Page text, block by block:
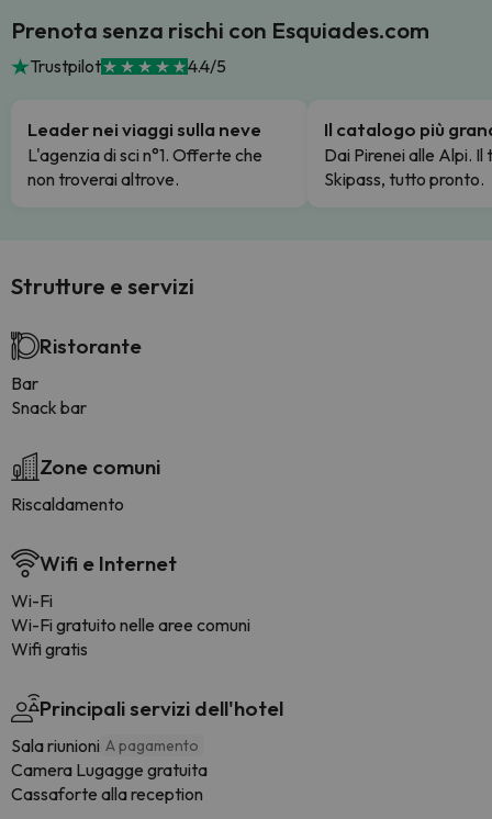
Prenota senza rischi con Esquiades.com
Trustpilot 4.4/5
Leader nei viaggi sulla neve
L'agenzia di sci n°1. Offerte che
non troverai altrove.
Il catalogo più
Dai Pirenei alle Alpi. Il
Skipass, tutto pronto.
Strutture e servizi
Ristorante
Bar
Snack bar
Zone comuni
Riscaldamento
Wifi e Internet
Wi-Fi
Wi-Fi gratuito nelle aree comuni
Wifi gratis
Principali servizi dell'hotel
Sala riunioni A pagamento
Camera Lugagge gratuita
Cassaforte alla reception